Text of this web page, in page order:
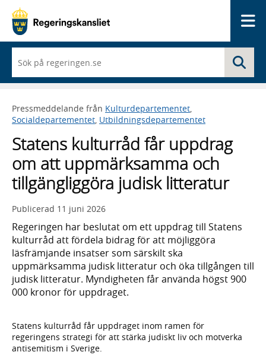
du
börjar
skriva
framträder
en
med
sökförslag
Pressmeddelande från Kulturdepartementet,
Socialdepartementet, Utbildningsdepartementet
Statens kulturråd får uppdrag
om att uppmärksamma och
tillgängliggöra judisk litteratur
Publicerad 11 juni 2026
Regeringen har beslutat om ett uppdrag till Statens
kulturråd att fördela bidrag för att möjliggöra
läsfrämjande insatser som särskilt ska
uppmärksamma judisk litteratur och öka tillgången till
judisk litteratur. Myndigheten får använda högst 900
000 kronor för uppdraget.
Statens kulturråd får uppdraget inom ramen för
regeringens strategi för att stärka judiskt liv och motverka
antisemitism i Sverige.